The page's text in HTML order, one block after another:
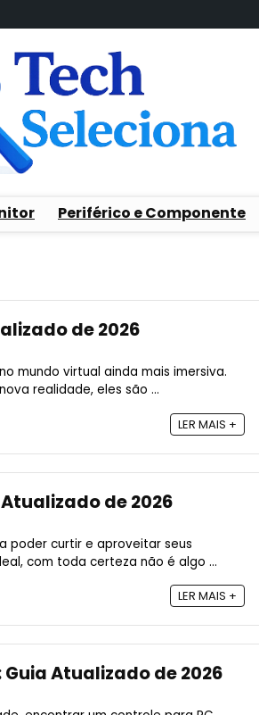
Periférico e Componente
de 2026
mundo virtual ainda mais imersiva.
realidade, eles são ...
LER MAIS +
de 2026
poder curtir e aproveitar seus
com toda certeza não é algo ...
LER MAIS +
Guia Atualizado de 2026